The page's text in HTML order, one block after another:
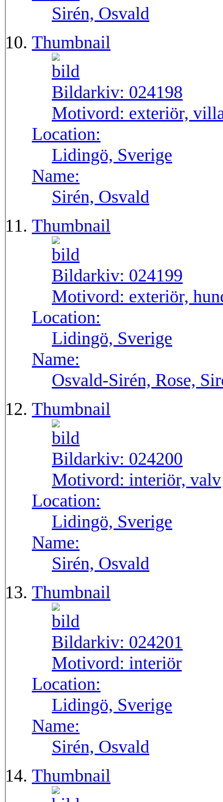
Sirén, Osvald
Thumbnail
Bildarkiv: 024198
Motivord: exteriör,
Location:
Lidingö, Sverige
Name:
Sirén, Osvald
Thumbnail
Bildarkiv: 024199
Motivord: exteriör,
Location:
Lidingö, Sverige
Name:
Osvald-Sirén, Rose,
Thumbnail
Bildarkiv: 024200
Motivord: interiör, valv
Location:
Lidingö, Sverige
Name:
Sirén, Osvald
Thumbnail
Bildarkiv: 024201
Motivord: interiör
Location:
Lidingö, Sverige
Name:
Sirén, Osvald
Thumbnail